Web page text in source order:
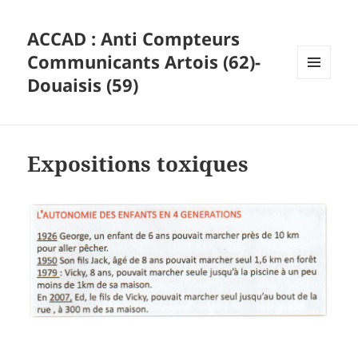
ACCAD : Anti Compteurs
Communicants Artois (62)-
Douaisis (59)
Expositions toxiques